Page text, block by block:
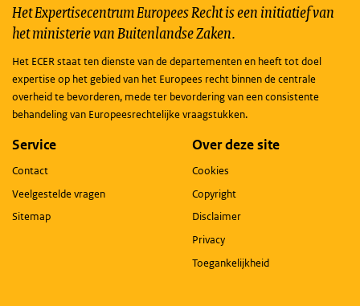
Het Expertisecentrum Europees Recht is een initiatief van
het ministerie van Buitenlandse Zaken.
Het ECER staat ten dienste van de departementen en heeft tot doel
expertise op het gebied van het Europees recht binnen de centrale
overheid te bevorderen, mede ter bevordering van een consistente
behandeling van Europeesrechtelijke vraagstukken.
Service
Contact
Veelgestelde vragen
Sitemap
Over deze site
Cookies
Copyright
Disclaimer
Privacy
Toegankelijkheid